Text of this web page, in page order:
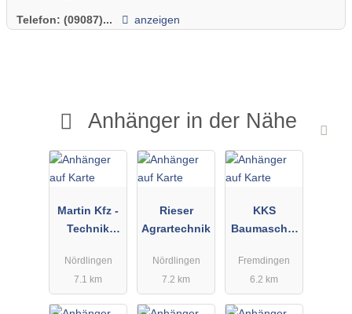
Telefon: (09087)... anzeigen
Anhänger in der Nähe
Martin Kfz -
Technik
Nördlingen
7.1 km
Rieser
Agrartechnik
Nördlingen
7.2 km
KKS
Baumaschin
Fremdingen
6.2 km